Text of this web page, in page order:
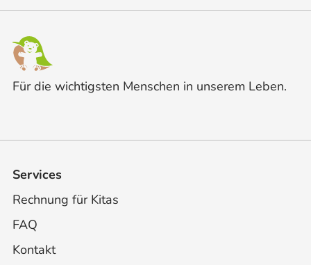
Für die wichtigsten Menschen in unserem Leben.
Services
Rechnung für Kitas
FAQ
Kontakt